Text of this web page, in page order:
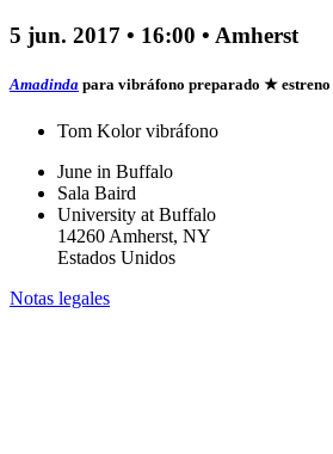
5 jun. 2017 • 16:00 • Amherst
Amadinda para vibráfono preparado ★
Tom Kolorvibráfono
June in Buffalo
Sala Baird
University at Buffalo
14260 Amherst, NY
Estados Unidos
Notas legales